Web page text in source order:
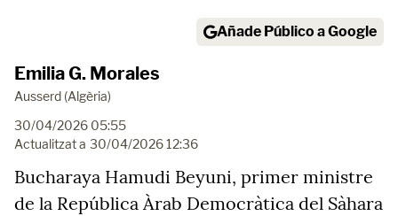
Añade Público a Google
Emilia G. Morales
Ausserd (Algèria)
30/04/2026 05:55
Actualitzat a 30/04/2026 12:36
Bucharaya Hamudi Beyuni, primer ministre
de la República Àrab Democràtica del Sàhara